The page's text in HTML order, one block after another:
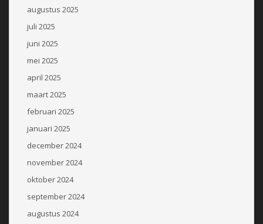
augustus 2025
juli 2025
juni 2025
mei 2025
april 2025
maart 2025
februari 2025
januari 2025
december 2024
november 2024
oktober 2024
september 2024
augustus 2024